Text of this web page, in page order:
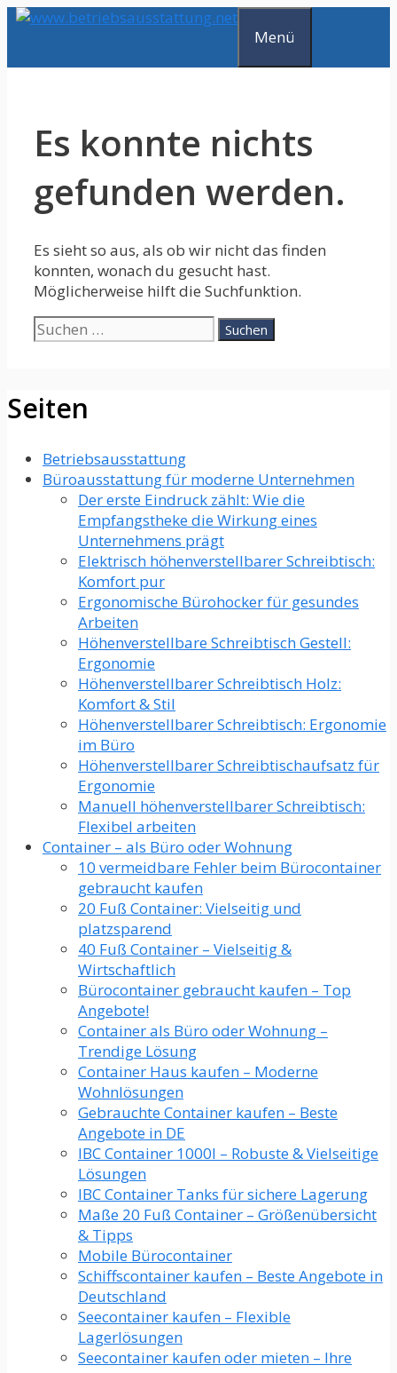
Zum
Menü
Es konnte nichts
gefunden werden.
Es sieht so aus, als ob wir nicht das finden
konnten, wonach du gesucht hast.
Möglicherweise hilft die Suchfunktion.
Suche
nach:
Seiten
Betriebsausstattung
Büroausstattung für moderne Unternehmen
Der erste Eindruck zählt: Wie die
Empfangstheke die Wirkung eines
Unternehmens prägt
Elektrisch höhenverstellbarer Schreibtisch:
Komfort pur
Ergonomische Bürohocker für gesundes
Arbeiten
Höhenverstellbare Schreibtisch Gestell:
Ergonomie
Höhenverstellbarer Schreibtisch Holz:
Komfort & Stil
Höhenverstellbarer Schreibtisch: Ergonomie
im Büro
Höhenverstellbarer Schreibtischaufsatz für
Ergonomie
Manuell höhenverstellbarer Schreibtisch:
Flexibel arbeiten
Container – als Büro oder Wohnung
10 vermeidbare Fehler beim Bürocontainer
gebraucht kaufen
20 Fuß Container: Vielseitig und
platzsparend
40 Fuß Container – Vielseitig &
Wirtschaftlich
Bürocontainer gebraucht kaufen – Top
Angebote!
Container als Büro oder Wohnung –
Trendige Lösung
Container Haus kaufen – Moderne
Wohnlösungen
Gebrauchte Container kaufen – Beste
Angebote in DE
IBC Container 1000l – Robuste & Vielseitige
Lösungen
IBC Container Tanks für sichere Lagerung
Maße 20 Fuß Container – Größenübersicht
& Tipps
Mobile Bürocontainer
Schiffscontainer kaufen – Beste Angebote in
Deutschland
Seecontainer kaufen – Flexible
Lagerlösungen
Seecontainer kaufen oder mieten – Ihre